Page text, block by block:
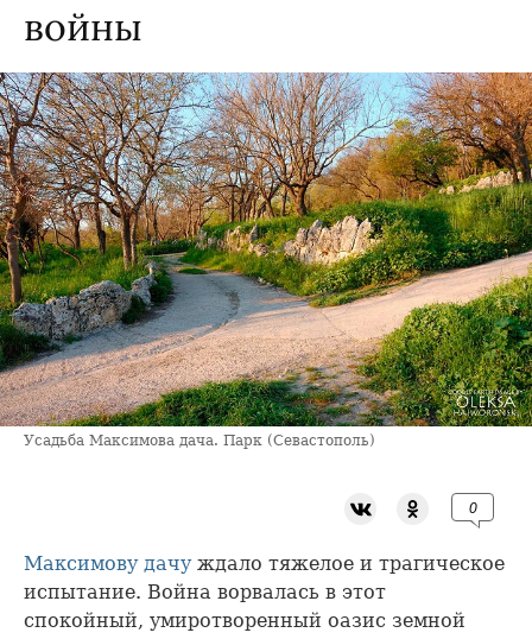
войны
Усадьба Максимова дача. Парк (Севастополь)
0
Максимову дачуждало тяжелое и трагическое
испытание. Война ворвалась в этот
спокойный, умиротворенный оазис земной